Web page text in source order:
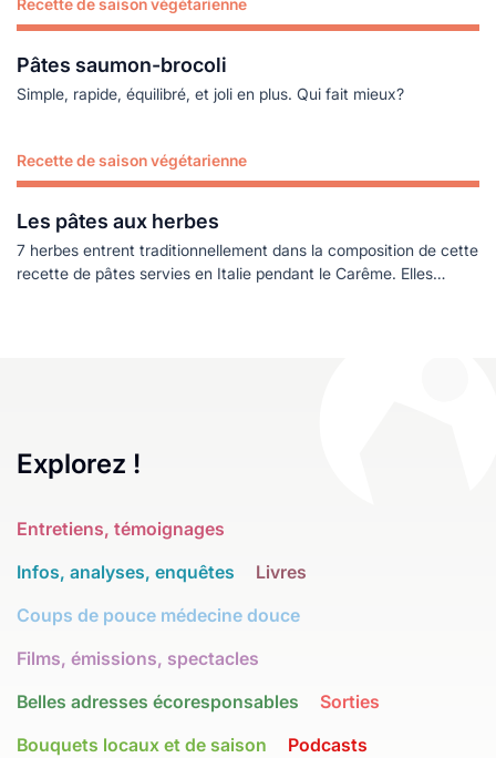
Recette de saison végétarienne
Pâtes saumon-brocoli
Simple, rapide, équilibré, et joli en plus. Qui fait mieux?
Lire plus
Recette de saison végétarienne
Les pâtes aux herbes
7 herbes entrent traditionnellement dans la composition de cette
recette de pâtes servies en Italie pendant le Carême. Elles
Lire plus
Explorez !
Entretiens, témoignages
Infos, analyses, enquêtes
Livres
Coups de pouce médecine douce
Films, émissions, spectacles
Belles adresses écoresponsables
Sorties
Bouquets locaux et de saison
Podcasts